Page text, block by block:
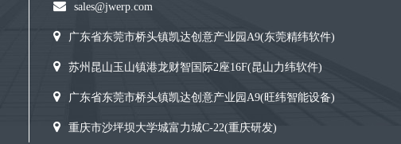
sales@jwerp.com
广东省东莞市桥头镇凯达创意产业园A9(东莞精纬软件)
苏州昆山玉山镇港龙财智国际2座16F(昆山力纬软件)
广东省东莞市桥头镇凯达创意产业园A9(旺纬智能设备)
重庆市沙坪坝大学城富力城C-22(重庆研发)